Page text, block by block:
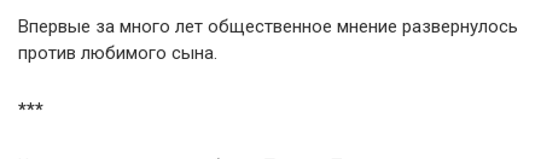
Впервые за много лет общественное мнение развернулось
против любимого сына.
***